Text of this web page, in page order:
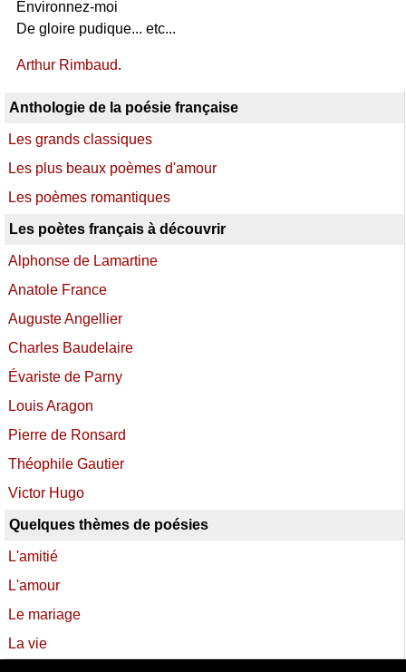
Environnez-moi
De gloire pudique... etc...
Arthur Rimbaud.
Anthologie de la poésie française
Les grands classiques
Les plus beaux poèmes d'amour
Les poèmes romantiques
Les poètes français à découvrir
Alphonse de Lamartine
Anatole France
Auguste Angellier
Charles Baudelaire
Évariste de Parny
Louis Aragon
Pierre de Ronsard
Théophile Gautier
Victor Hugo
Quelques thèmes de poésies
L'amitié
L'amour
Le mariage
La vie